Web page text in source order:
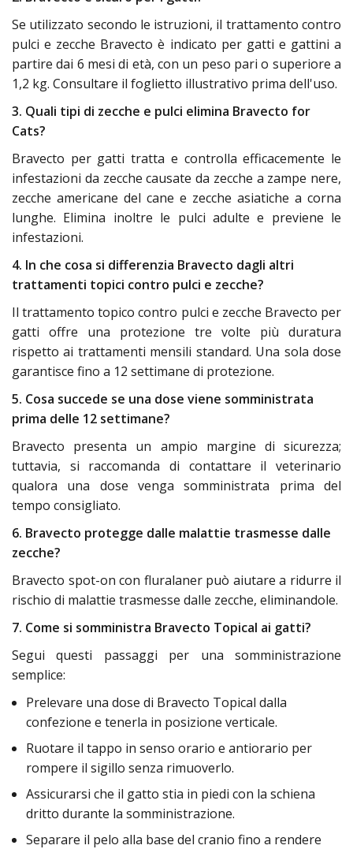
Se utilizzato secondo le istruzioni, il trattamento contro
pulci e zecche Bravecto è indicato per gatti e gattini a
partire dai 6 mesi di età, con un peso pari o superiore a
1,2 kg. Consultare il foglietto illustrativo prima dell'uso.
3. Quali tipi di zecche e pulci elimina Bravecto for
Cats?
Bravecto per gatti tratta e controlla efficacemente le
infestazioni da zecche causate da zecche a zampe nere,
zecche americane del cane e zecche asiatiche a corna
lunghe. Elimina inoltre le pulci adulte e previene le
infestazioni.
4. In che cosa si differenzia Bravecto dagli altri
trattamenti topici contro pulci e zecche?
Il trattamento topico contro pulci e zecche Bravecto per
gatti offre una protezione tre volte più duratura
rispetto ai trattamenti mensili standard. Una sola dose
garantisce fino a 12 settimane di protezione.
5. Cosa succede se una dose viene somministrata
prima delle 12 settimane?
Bravecto presenta un ampio margine di sicurezza;
tuttavia, si raccomanda di contattare il veterinario
qualora una dose venga somministrata prima del
tempo consigliato.
6. Bravecto protegge dalle malattie trasmesse dalle
zecche?
Bravecto spot-on con fluralaner può aiutare a ridurre il
rischio di malattie trasmesse dalle zecche, eliminandole.
7. Come si somministra Bravecto Topical ai gatti?
Segui questi passaggi per una somministrazione
semplice:
Prelevare una dose di Bravecto Topical dalla
confezione e tenerla in posizione verticale.
Ruotare il tappo in senso orario e antiorario per
rompere il sigillo senza rimuoverlo.
Assicurarsi che il gatto stia in piedi con la schiena
dritto durante la somministrazione.
Separare il pelo alla base del cranio fino a rendere